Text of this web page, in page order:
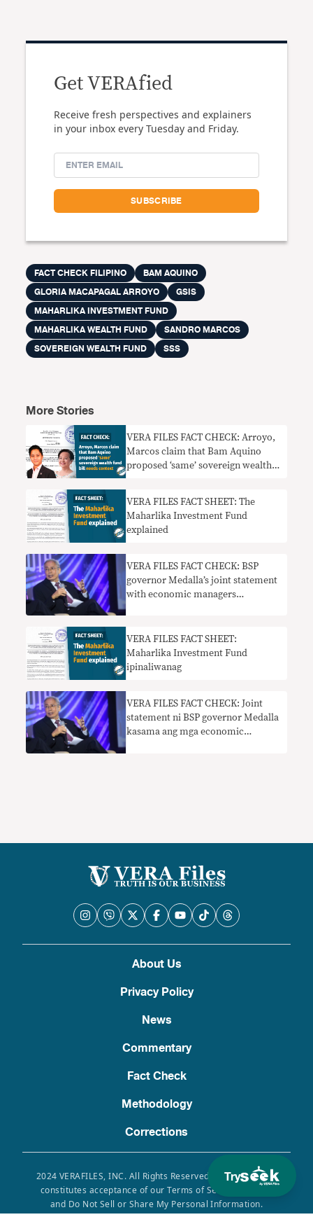
Try
Get VERAfied
Receive fresh perspectives and explainers
in your inbox every Tuesday and Friday.
FACT CHECK FILIPINO
BAM AQUINO
GLORIA MACAPAGAL ARROYO
GSIS
MAHARLIKA INVESTMENT FUND
MAHARLIKA WEALTH FUND
SANDRO MARCOS
SOVEREIGN WEALTH FUND
SSS
More Stories
VERA FILES FACT CHECK: Arroyo,
Marcos claim that Bam Aquino
proposed ‘same’ sovereign wealth
VERA FILES FACT SHEET: The
Maharlika Investment Fund
explained
VERA FILES FACT CHECK: BSP
governor Medalla’s joint statement
with economic managers
VERA FILES FACT SHEET:
Maharlika Investment Fund
ipinaliwanag
VERA FILES FACT CHECK: Joint
statement ni BSP governor Medalla
kasama ang mga economic
About Us
Privacy Policy
News
Commentary
Fact Check
Methodology
Corrections
2024 VERAFILES, INC. All Rights Reserved. Use of this site
constitutes acceptance of our Terms of Service, Privacy
and Do Not Sell or Share My Personal Information.